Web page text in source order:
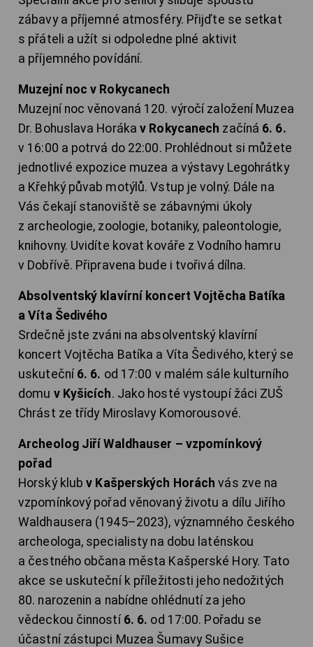
zábavy a příjemné atmosféry. Přijďte se setkat
s přáteli a užít si odpoledne plné aktivit
a příjemného povídání.
Muzejní noc v Rokycanech
Muzejní noc věnovaná 120. výročí založení Muzea
Dr. Bohuslava Horákav Rokycanech začíná 6. 6.
v 16:00 a potrvá do 22:00. Prohlédnout si můžete
jednotlivé expozice muzea a výstavy Legohrátky
a Křehký půvab motýlů. Vstup je volný. Dále na
Vás čekají stanoviště se zábavnými úkoly
z archeologie, zoologie, botaniky, paleontologie,
knihovny. Uvidíte kovat kováře z Vodního hamru
v Dobřívě. Připravena bude i tvořivá dílna.
Absolventský klavírní koncert Vojtěcha Batíka
a Víta Šedivého
Srdečně jste zváni na absolventský klavírní
koncert Vojtěcha Batíka a Víta Šedivého, který se
uskuteční 6. 6. od 17:00 v malém sále kulturního
domu v Kyšicích. Jako hosté vystoupí žáci ZUŠ
Chrást ze třídy Miroslavy Komorousové.
Archeolog Jiří Waldhauser – vzpomínkový
pořad
Horský klubv Kašperských Horách vás zve na
vzpomínkový pořad věnovaný životu a dílu Jiřího
Waldhausera (1945–2023), významného českého
archeologa, specialisty na dobu laténskou
a čestného občana města Kašperské Hory. Tato
akce se uskuteční k příležitosti jeho nedožitých
80. narozenin a nabídne ohlédnutí za jeho
vědeckou činností 6. 6. od 17:00. Pořadu se
účastní zástupci Muzea Šumavy Sušice